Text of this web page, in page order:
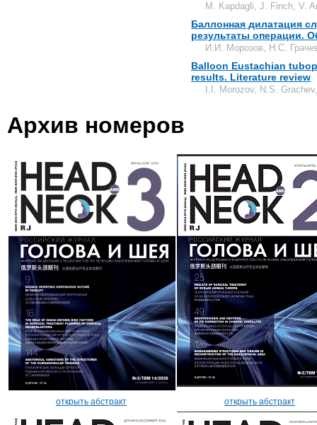
M. Kapdagli, J. Finch, V.
Баллонная дилатация
результаты операции.
И.И. Морозов, Н.С.
Balloon Eustachian
results. Literature review
I.I. Morozov, N.S.
Архив номеров
открыть абстракт открыть абстракт